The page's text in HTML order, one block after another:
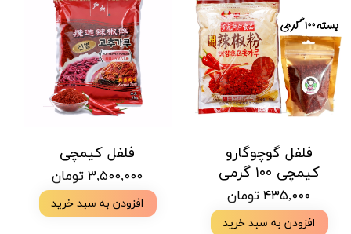
فلفل گوچوگارو
کیمچی ۱۰۰ گرمی
۴۳۵,۰۰۰ تومان
افزودن به سبد خرید
فلفل کیمچی
۳,۵۰۰,۰۰۰ تومان
افزودن به سبد خرید